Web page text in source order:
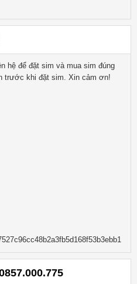
hệ để đặt sim và mua sim đúng
trước khi đặt sim. Xin cảm ơn!